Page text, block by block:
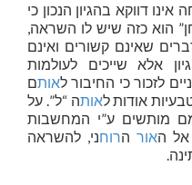
דווקא בהגיון הנכון כי
הוא כזה שיש לו השראה,
שאינם קשורים ואינם
אלא שייכים לעולמות
לזכור כי החיבור לאותם
אודות לאותה “ל”. על
מותשים ע”י המחשבות
אל האור הרוחני, להשראה